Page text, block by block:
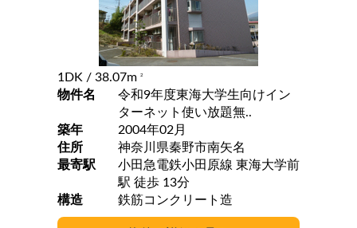
1DK / 38.07m 2
物件名
令和9年度東海大学生向けイン
ターネット使い放題無..
築年
2004年02月
住所
神奈川県秦野市南矢名
最寄駅
小田急電鉄小田原線 東海大学前
駅 徒歩 13分
構造
鉄筋コンクリート造